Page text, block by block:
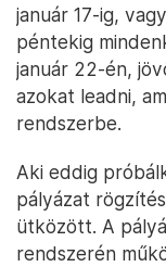
január 17-ig,
péntekig
január 22-én,
azokat leadni,
rendszerbe.
Aki eddig
pályázat
ütközött. A
rendszerén